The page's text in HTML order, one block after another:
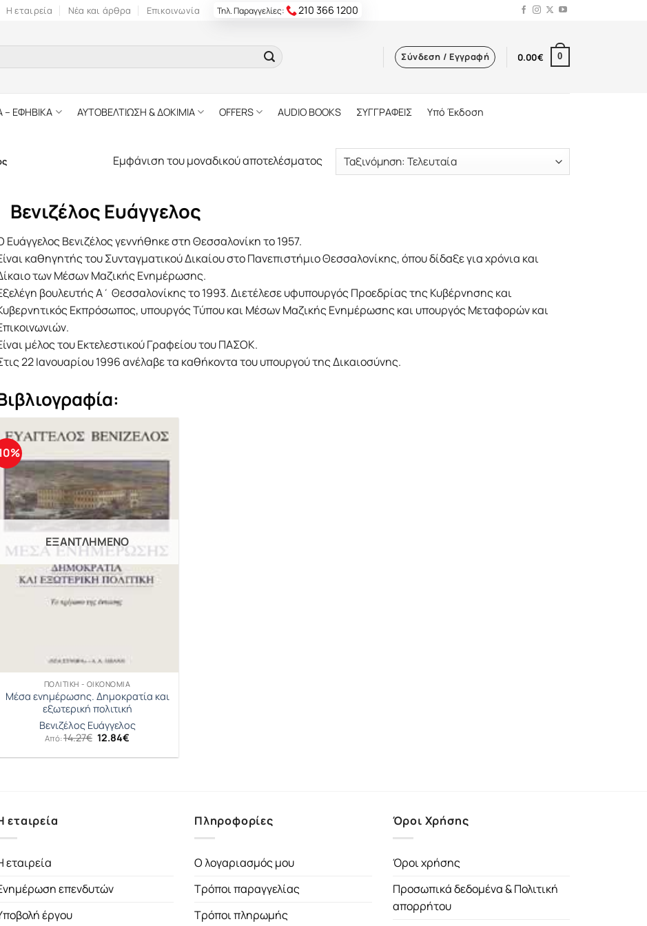
Η εταιρεία Νέα και άρθρα Επικοινωνία Τηλ. Παραγγελίες: 210 366 1200
Σύνδεση / Εγγραφή 0.00€ 0
– ΕΦΗΒΙΚΑ ΑΥΤΟΒΕΛΤΙΩΣΗ & ΔΟΚΙΜΙΑ OFFERS AUDIO BOOKS ΣΥΓΓΡΑΦΕΙΣ Υπό Έκδοση
Εμφάνιση του μοναδικού αποτελέσματος
Βενιζέλος Ευάγγελος
Ευάγγελος Βενιζέλος γεννήθηκε στη Θεσσαλονίκη το 1957.
καθηγητής του Συνταγματικού Δικαίου στο Πανεπιστήμιο Θεσσαλονίκης, όπου δίδαξε για χρόνια και
των Μέσων Μαζικής Ενημέρωσης.
βουλευτής Α΄ Θεσσαλονίκης το 1993. Διετέλεσε υφυπουργός Προεδρίας της Κυβέρνησης και
Εκπρόσωπος, υπουργός Τύπου και Μέσων Μαζικής Ενημέρωσης και υπουργός Μεταφορών και
μέλος του Εκτελεστικού Γραφείου του ΠΑΣΟΚ.
22 Ιανουαρίου 1996 ανέλαβε τα καθήκοντα του υπουργού της Δικαιοσύνης.
ΕΞΑΝΤΛΗΜΈΝΟ
ΠΟΛΙΤΙΚΉ - ΟΙΚΟΝΟΜΊΑ
Μέσα ενημέρωσης. Δημοκρατία και
εξωτερική πολιτική
Βενιζέλος Ευάγγελος
Από:14.27€ Original
was:
12.84€
τιμή
εταιρεία
εταιρεία
επενδυτών
έργου
Πληροφορίες
Ο λογαριασμός μου
Τρόποι παραγγελίας
Τρόποι πληρωμής
Όροι Χρήσης
Όροι χρήσης
Προσωπικά δεδομένα & Πολιτική
απορρήτου